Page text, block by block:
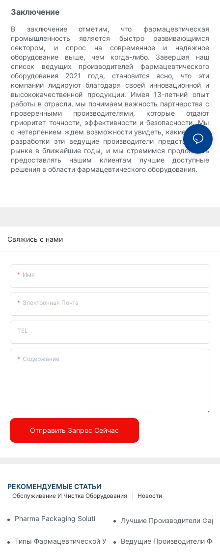
Заключение
В заключение отметим, что фармацевтическая
промышленность является быстро развивающимся
сектором, и спрос на современное и надежное
оборудование выше, чем когда-либо. Завершая наш
список ведущих производителей фармацевтического
оборудования 2021 года, становится ясно, что эти
компании лидируют благодаря своей инновационной и
высококачественной продукции. Имея 13-летний опыт
работы в отрасли, мы понимаем важность партнерства с
проверенными производителями, которые отдают
приоритет точности, эффективности и безопасности. Мы
с нетерпением ждем возможности увидеть, какие новые
разработки эти ведущие производители представят на
рынке в ближайшие годы, и мы стремимся продолжать
предоставлять нашим клиентам лучшие доступные
решения в области фармацевтического оборудования.
Свяжись с нами
Имя
Электронная Почта
TEL
Содержание
Отправить Запрос Сейчас
РЕКОМЕНДУЕМЫЕ СТАТЬИ
Новости
Обслуживание И Чистка Оборудования
Pharma Packaging Solutions В CPHI Shanghai 2025
Лучшие Производители
Типы Фармацевтической Упаковочной Машины
Ведущие Производители